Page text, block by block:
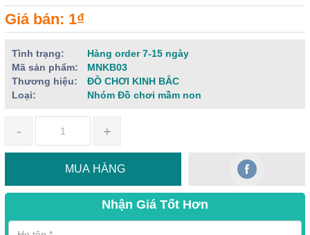
Giá bán: 1₫
Tình trạng:
Hàng order 7-15 ngày
Mã sản phẩm:
MNKB03
Thương hiệu:
ĐỒ CHƠI KINH BẮC
Loại:
Nhóm Đồ chơi mầm non
- +
MUA HÀNG
Nhận Giá Tốt Hơn